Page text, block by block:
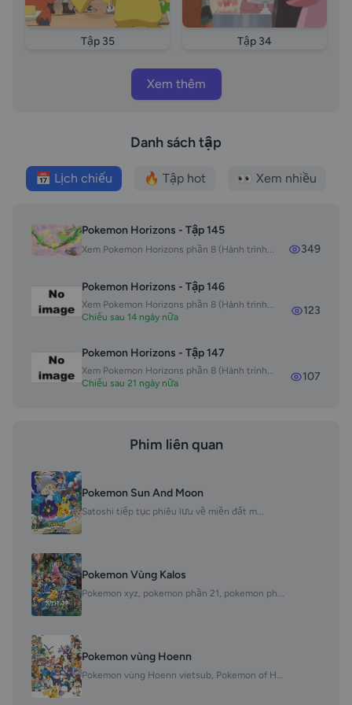
Tập 35 Tập 34
Xem thêm
Danh sách tập
📅 Lịch chiếu 🔥 Tập hot 👀 Xem nhiều
Pokemon Horizons - Tập 145
Xem Pokemon Horizons phần 8 (Hành trình... 349
Pokemon Horizons - Tập 146
Xem Pokemon Horizons phần 8 (Hành trình...
Chiếu sau 14 ngày nữa
123
Pokemon Horizons - Tập 147
Xem Pokemon Horizons phần 8 (Hành trình...
Chiếu sau 21 ngày nữa
107
Phim liên quan
Pokemon Sun And Moon
Satoshi tiếp tục phiêu lưu về miền đất m...
Pokemon Vùng Kalos
Pokemon xyz, pokemon phần 21, pokemon ph...
Pokemon vùng Hoenn
Pokemon vùng Hoenn vietsub, Pokemon of H...